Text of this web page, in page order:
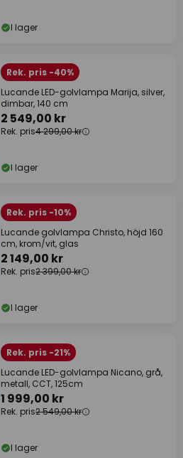
I lager
Rek. pris -40%
Lucande LED-golvlampa Marija, silver,
dimbar, 140 cm
2 549,00 kr
Rek. pris4 299,00 kr
I lager
Rek. pris -10%
Lucande golvlampa Christo, höjd 160
cm, krom/vit, glas
2 149,00 kr
Rek. pris2 399,00 kr
I lager
Rek. pris -21%
Lucande LED-golvlampa Nicano, grå,
metall, CCT, 125cm
1 999,00 kr
Rek. pris2 549,00 kr
I lager